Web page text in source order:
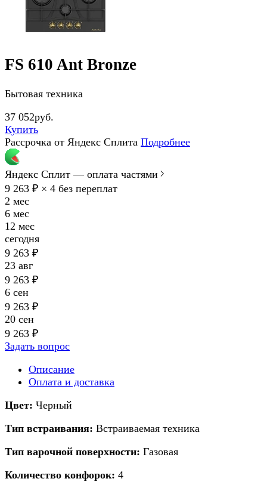
FS 610 Ant Bronze
Бытовая техника
37 052руб.
Купить
Рассрочка от Яндекс Сплита Подробнее
Яндекс Сплит — оплата частями
9 263 ₽ × 4 без переплат
2 мес
6 мес
12 мес
сегодня
9 263 ₽
23 авг
9 263 ₽
6 сен
9 263 ₽
20 сен
9 263 ₽
Задать вопрос
Описание
Оплата и доставка
Цвет: Черный
Тип встраивания: Встраиваемая техника
Тип варочной поверхности: Газовая
Количество конфорок: 4